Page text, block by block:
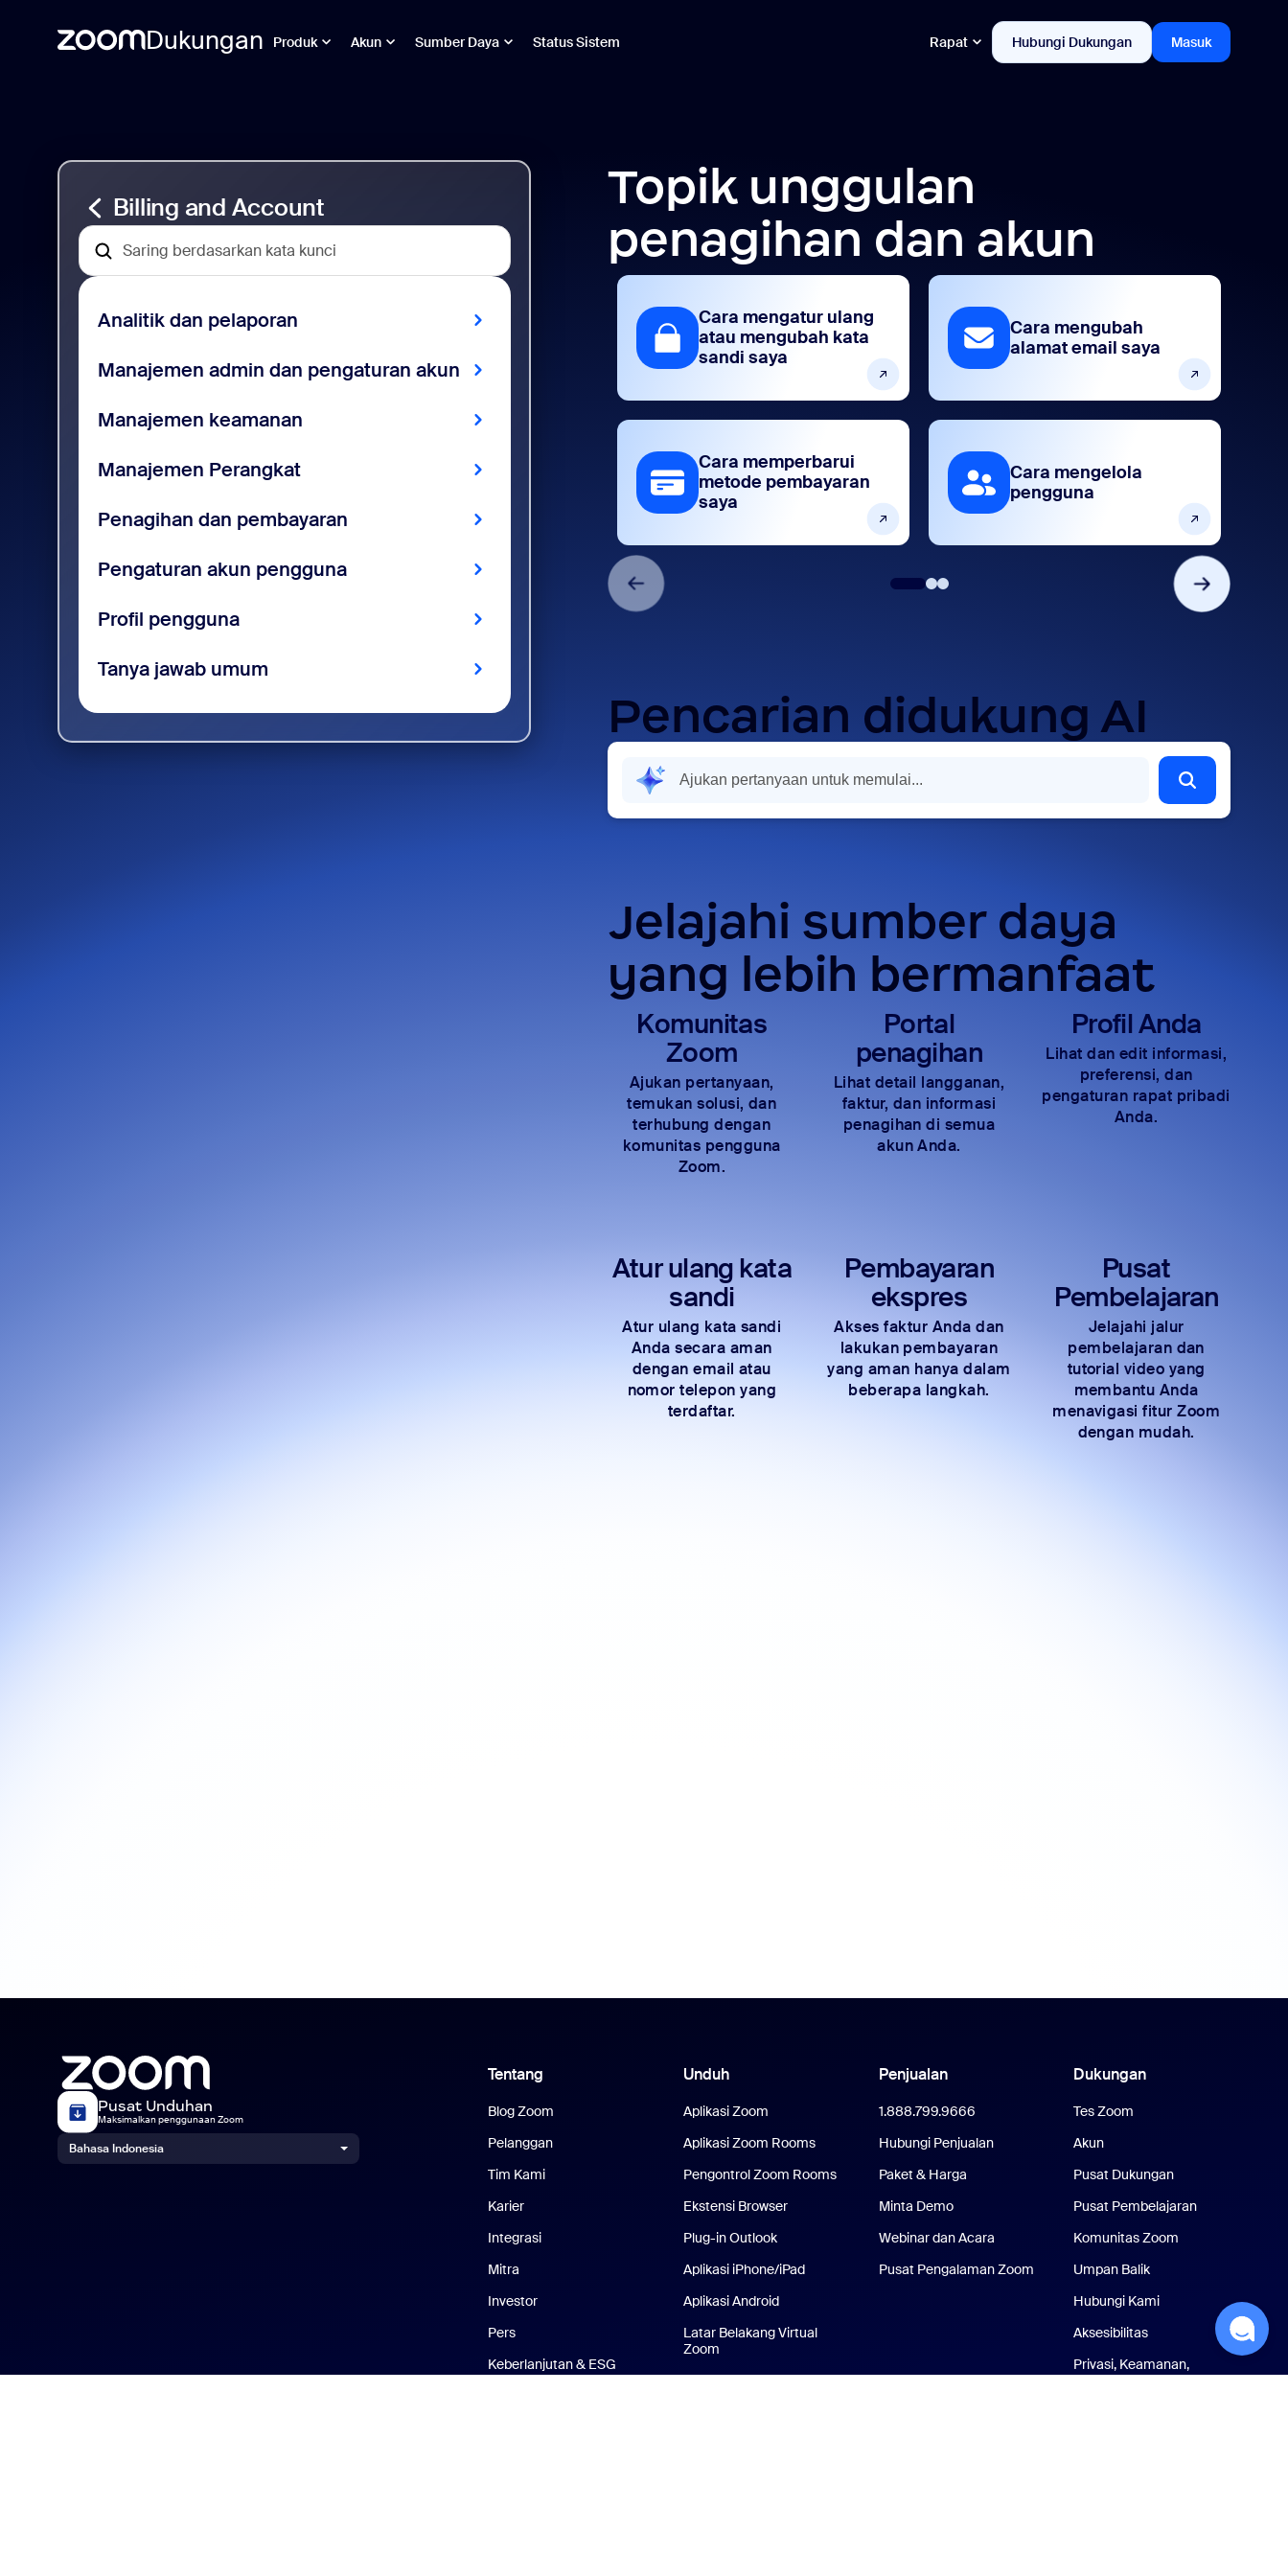
Dukungan Produk Akun Sumber Daya Status Sistem Rapat Hubungi Dukungan Masuk
Billing and Account
Analitik dan pelaporan
Manajemen admin dan pengaturan akun
Manajemen keamanan
Manajemen Perangkat
Penagihan dan pembayaran
Pengaturan akun pengguna
Profil pengguna
Tanya jawab umum
Topik unggulan
penagihan dan akun
Cara mengatur ulang
atau mengubah kata
sandi saya
Cara memperbarui
metode pembayaran
saya
Cara mengubah
alamat email saya
Cara mengelola
pengguna
Pencarian didukung AI
Jelajahi sumber daya
yang lebih bermanfaat
Komunitas
Zoom
Ajukan pertanyaan,
temukan solusi, dan
terhubung dengan
komunitas pengguna
Zoom.
Portal
penagihan
Lihat detail langganan,
faktur, dan informasi
penagihan di semua
akun Anda.
Profil Anda
Lihat dan edit informasi,
preferensi, dan
pengaturan rapat pribadi
Anda.
Atur ulang kata
sandi
Atur ulang kata sandi
Anda secara aman
dengan email atau
nomor telepon yang
terdaftar.
Pembayaran
ekspres
Akses faktur Anda dan
lakukan pembayaran
yang aman hanya dalam
beberapa langkah.
Pusat
Pembelajaran
Jelajahi jalur
pembelajaran dan
tutorial video yang
membantu Anda
menavigasi fitur Zoom
dengan mudah.
Pusat Unduhan
Maksimalkan penggunaan Zoom
Bahasa Indonesia
Tentang
Blog Zoom
Pelanggan
Tim Kami
Karier
Integrasi
Mitra
Investor
Pers
Keberlanjutan & ESG
Unduh
Aplikasi Zoom
Aplikasi Zoom Rooms
Pengontrol Zoom Rooms
Ekstensi Browser
Plug-in Outlook
Aplikasi iPhone/iPad
Aplikasi Android
Latar Belakang Virtual
Zoom
Penjualan
1.888.799.9666
Hubungi Penjualan
Paket & Harga
Minta Demo
Webinar dan Acara
Pusat Pengalaman Zoom
Dukungan
Tes Zoom
Akun
Pusat Dukungan
Pusat Pembelajaran
Komunitas Zoom
Umpan Balik
Hubungi Kami
Aksesibilitas
Privasi, Keamanan,
Kebijakan Hukum, dan